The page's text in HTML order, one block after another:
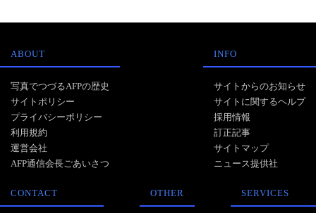
ABOUT
写真でつづるAFPの歴史
サイトポリシー
プライバシーポリシー
利用規約
運営会社
AFP通信会長ごあいさつ
INFO
サイトからのお知らせ
サイトに関するヘルプ
採用情報
訂正記事
サイトマップ
ニュース提供社
CONTACT OTHER SERVICES